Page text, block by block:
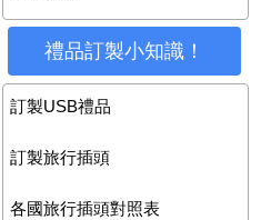
禮品訂製小知識！
訂製USB禮品
訂製旅行插頭
各國旅行插頭對照表